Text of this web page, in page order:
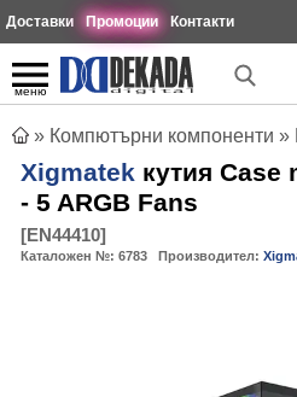
Доставки Промоции Контакти
меню
» Компютърни компоненти »
Xigmatek кутия Case
- 5 ARGB Fans
[EN44410]
Каталожен №: 6783 Производител: